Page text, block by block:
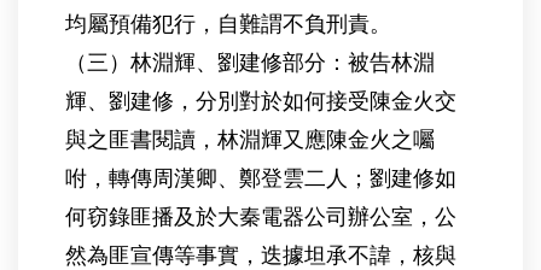
均屬預備犯行，自難謂不負刑責。
（三）林淵輝、劉建修部分：被告林淵
輝、劉建修，分別對於如何接受陳金火交
與之匪書閱讀，林淵輝又應陳金火之囑
咐，轉傳周漢卿、鄭登雲二人；劉建修如
何窃錄匪播及於大秦電器公司辦公室，公
然為匪宣傳等事實，迭據坦承不諱，核與